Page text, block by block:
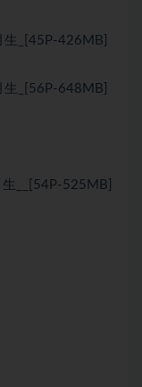
生_[45P-426MB]
生_[56P-648MB]
__[54P-525MB]